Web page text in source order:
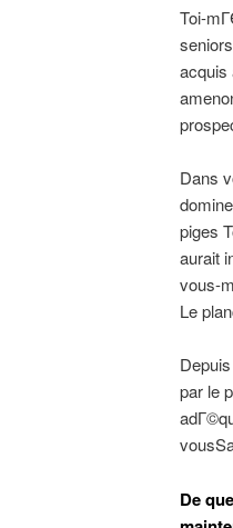
Toi-
acquis
Dans
piges
aurait
vous-
Le
par le
De